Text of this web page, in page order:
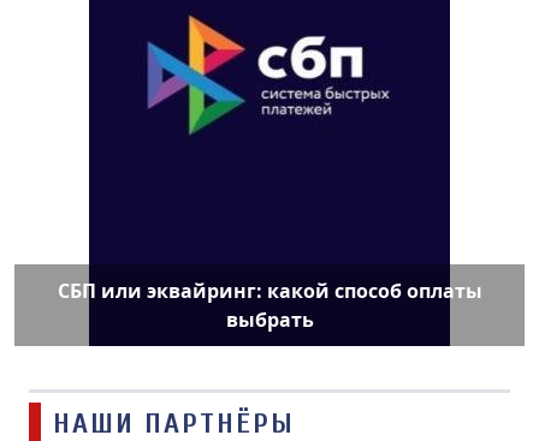
СБП или эквайринг: какой способ оплаты
выбрать
НАШИ ПАРТНЁРЫ